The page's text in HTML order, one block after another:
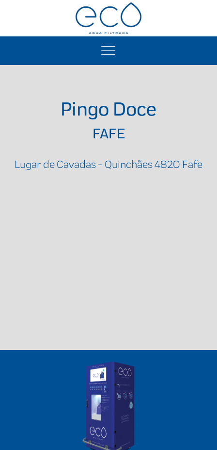
Pingo Doce
FAFE
Lugar de Cavadas - Quinchães 4820 Fafe